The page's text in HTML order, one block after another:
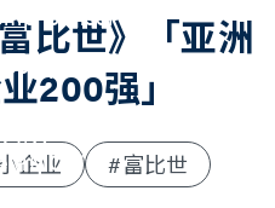
Sensor
I/O
I/O
I/O
比世》「亚洲
200强」
企业
#富比世